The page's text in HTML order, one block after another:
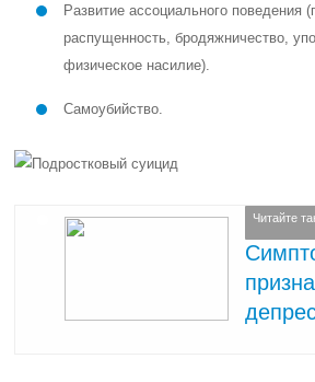
Развитие ассоциального поведения
распущенность, бродяжничество,
физическое насилие).
Самоубийство.
Читайте